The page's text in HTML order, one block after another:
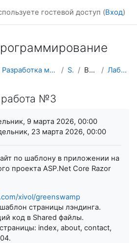
гостевой доступ (Вход)
Разработка мобильных приложений и компьютерных игр ServerProg Веб-приложения Лабораторная работа №3
№3
9 марта 2026, 00:00
23 марта 2026, 00:00
по шаблону в приложении на
проекта ASP.Net Core Razor
xivol/greenswamp
страницы лэндинга.
код в Shared файлы.
index, about, contact,